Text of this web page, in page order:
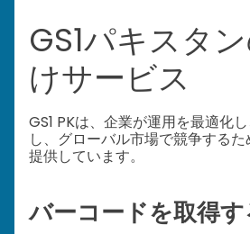
GS1パキスタ
けサービス
GS1 PKは、企業が運用を最適化
し、グローバル市場で競争する
提供しています。
バーコードを取得す